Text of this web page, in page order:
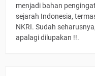
menjadi bahan
sejarah Indonesia,
NKRI. Sudah
apalagi dilupakan !!.